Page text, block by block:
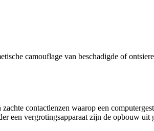
camouflage van beschadigde of
contactlenzen waarop een
een vergrotingsapparaat zijn de opbouw uit